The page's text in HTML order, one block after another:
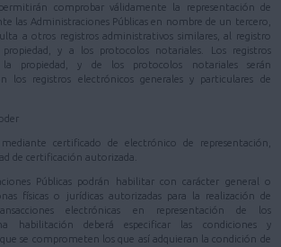
comprobar válidamente la representación de
las Administraciones Públicas en nombre de un tercero,
a otros registros administrativos similares, al registro
y a los protocolos notariales. Los registros
la propiedad, y de los protocolos notariales serán
los registros electrónicos generales y particulares de
certificado de electrónico de representación,
de certificación autorizada.
Públicas podrán habilitar con carácter general o
físicas o jurídicas autorizadas para la realización de
electrónicas en representación de los
habilitación deberá especificar las condiciones y
se comprometen los que así adquieran la condición de